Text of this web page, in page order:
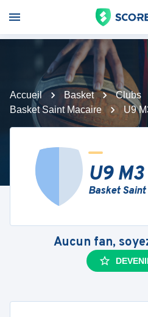
Accueil Basket Clubs
Basket Saint Macaire
U9
U9 M3
Basket
Aucun fan,